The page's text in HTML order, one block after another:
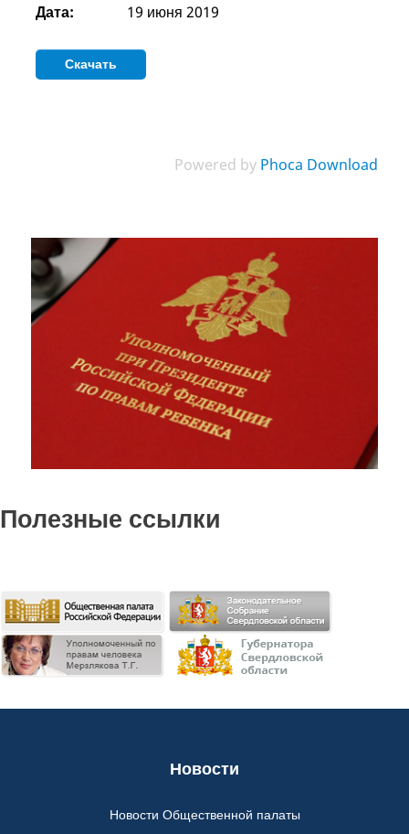
Дата:
19 июня 2019
Powered by Phoca Download
Полезные ссылки
Новости
Новости Общественной палаты